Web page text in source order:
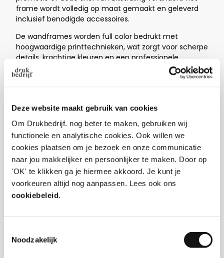
Deze website maakt gebruik van cookies
Om Drukbedrijf. nog beter te maken, gebruiken wij
functionele en analytische cookies. Ook willen we
cookies plaatsen om je bezoek en onze communicatie
naar jou makkelijker en persoonlijker te maken. Door op
'OK' te klikken ga je hiermee akkoord. Je kunt je
voorkeuren altijd nog aanpassen. Lees ook ons
cookiebeleid.
Noodzakelijk
frame wordt volledig op maat gemaakt en geleverd
inclusief benodigde accessoires.
De wandframes worden full color bedrukt met
hoogwaardige printtechnieken, wat zorgt voor scherpe
details, krachtige kleuren en een professionele
uitstraling. Met de handige
plaats je het
peesdoek strak en snel in het frame.
Textielframe wand bestellen in
6 snelle stappen!
Stap 1: Kies het frame
Je begint met het kiezen van het type product. Hierbij
kies je voor een complete set met frame en full color
bedrukte print, alleen een losse print of alleen het
frame. Een losse print bestel je wanneer je al een
Stap 2: Kies het materiaalsoort